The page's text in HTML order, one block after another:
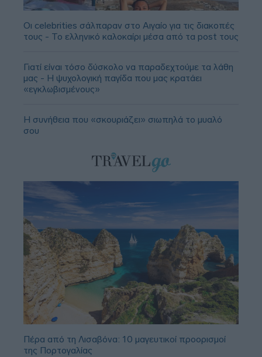
Οι celebrities σάλπαραν στο Αιγαίο για τις διακοπές
τους - Το ελληνικό καλοκαίρι μέσα από τα post τους
Γιατί είναι τόσο δύσκολο να παραδεχτούμε τα λάθη
μας - Η ψυχολογική παγίδα που μας κρατάει
«εγκλωβισμένους»
Η συνήθεια που «σκουριάζει» σιωπηλά το μυαλό
σου
Πέρα από τη Λισαβόνα: 10 μαγευτικοί προορισμοί
της Πορτογαλίας